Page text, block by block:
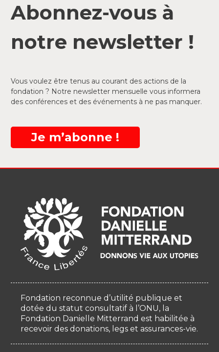
Abonnez-vous à
notre newsletter !
Vous voulez être tenus au courant des actions de la
fondation ? Notre newsletter mensuelle vous informera
des conférences et des événements à ne pas manquer.
Je m’abonne !
Fondation reconnue d’utilité publique et
dotée du statut consultatif à l’ONU, la
Fondation Danielle Mitterrand est habilitée à
recevoir des donations, legs et assurances-vie.